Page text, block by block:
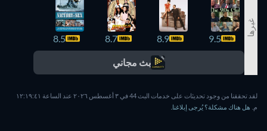
غيرها
9.5
8.9
8.7
8.5
بث مجاني
لقد تحققنا من وجود تحديثات على خدمات البث 44 في ٣ أغسطس ٢٠٢٦ عند الساعة ١٢:١٩:٤١
م. هل هناك مشكلة؟ يُرجى إبلاغنا.